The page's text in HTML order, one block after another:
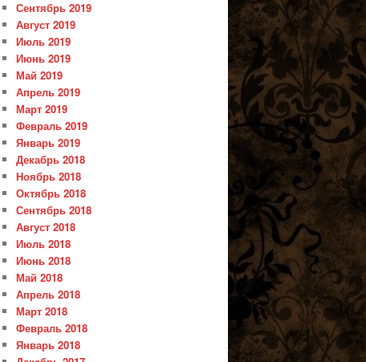
Сентябрь 2019
Август 2019
Июль 2019
Июнь 2019
Май 2019
Апрель 2019
Март 2019
Февраль 2019
Январь 2019
Декабрь 2018
Ноябрь 2018
Октябрь 2018
Сентябрь 2018
Август 2018
Июль 2018
Июнь 2018
Май 2018
Апрель 2018
Март 2018
Февраль 2018
Январь 2018